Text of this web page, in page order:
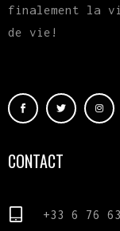
finalement la
de vie!
CONTACT
+33 6 76